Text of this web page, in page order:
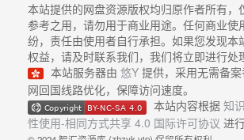
本站提供的网盘资源版权均归原作者所有，
参考之用，请勿用于商业用途。任何商业使
纷，责任由使用者自行承担。如果您发现本
权益，请及时联系我们，我们将立即进行处
本站服务器由 悠Y 提供，采用无需备
网回国线路优化，保障访问速度。
本站内容根据 知
性使用-相同方式共享 4.0 国际许可协议 进